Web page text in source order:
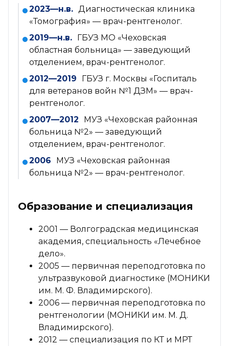
2023—н.в. Диагностическая клиника
«Томография» — врач-рентгенолог.
2019—н.в. ГБУЗ МО «Чеховская
областная больница» — заведующий
отделением, врач-рентгенолог.
2012—2019
ГБУЗ г. Москвы «Госпиталь
для ветеранов войн №1 ДЗМ» — врач-
рентгенолог.
2007—2012
МУЗ «Чеховская районная
больница №2» — заведующий
отделением, врач-рентгенолог.
2006
МУЗ «Чеховская районная
больница №2» — врач-рентгенолог.
Образование и специализация
2001 — Волгоградская медицинская
академия, специальность «Лечебное
дело».
2005 — первичная переподготовка по
ультразвуковой диагностике (МОНИКИ
им. М. Ф. Владимирского).
2006 — первичная переподготовка по
рентгенологии (МОНИКИ им. М. Д.
Владимирского).
2012 — специализация по КТ и МРТ